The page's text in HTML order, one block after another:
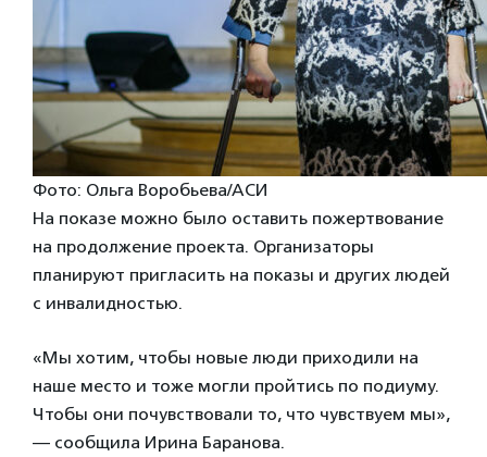
Фото: Ольга Воробьева/АСИ
На показе можно было оставить пожертвование
на продолжение проекта. Организаторы
планируют пригласить на показы и других людей
с инвалидностью.
«Мы хотим, чтобы новые люди приходили на
наше место и тоже могли пройтись по подиуму.
Чтобы они почувствовали то, что чувствуем мы»,
— сообщила Ирина Баранова.